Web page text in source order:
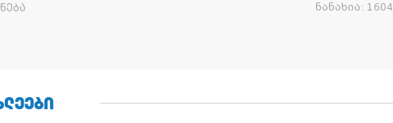
ნანახია: 1604